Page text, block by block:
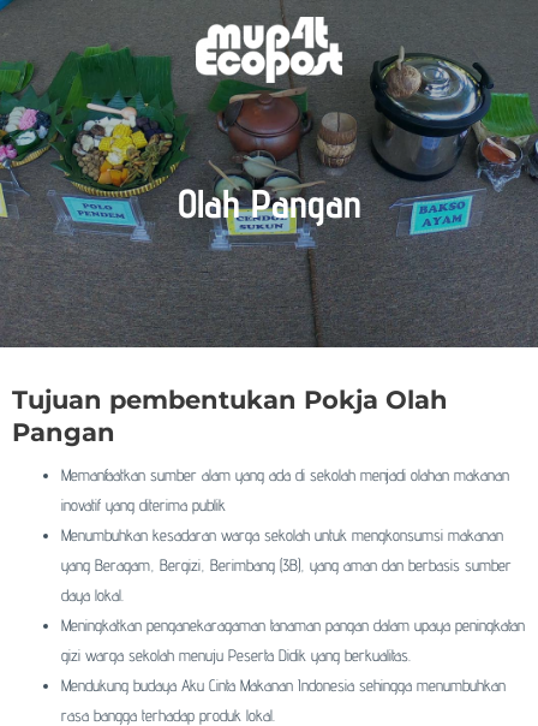
Olah Pangan
Tujuan pembentukan Pokja Olah
Pangan
Memanfaatkan sumber alam yang ada di sekolah menjadi olahan makanan
inovatif yang diterima publik
Menumbuhkan kesadaran warga sekolah untuk mengkonsumsi makanan
yang Beragam, Bergizi, Berimbang (3B), yang aman dan berbasis sumber
daya lokal.
Meningkatkan penganekaragaman tanaman pangan dalam upaya peningkatan
gizi warga sekolah menuju Peserta Didik yang berkualitas.
Mendukung budaya Aku Cinta Makanan Indonesia sehingga menumbuhkan
rasa bangga terhadap produk lokal.